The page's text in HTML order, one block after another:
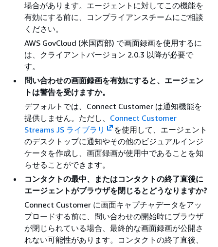
場合があります。エージェントに対してこの機能を
有効にする前に、コンプライアンスチームにご相談
ください。
AWS GovCloud (米国西部) で画面録画を使用するに
は、クライアントバージョン 2.0.3 以降が必要で
す。
問い合わせの画面録画を有効にすると、エージェン
トは警告を受けますか。
デフォルトでは、Connect Customer は通知機能を
提供しません。ただし、 Connect Customer
Streams JS ライブラリ
を使用して、エージェント
のデスクトップに通知やその他のビジュアルインジ
ケータを作成し、画面録画が使用中であることを知
らせることができます。
コンタクトの最中、またはコンタクトの終了直後に
エージェントがブラウザを閉じるとどうなりますか?
Connect Customer に画面キャプチャデータをアッ
プロードする前に、問い合わせの開始時にブラウザ
が閉じられている場合、最終的な画面録画が公開さ
れない可能性があります。コンタクトの終了直後、